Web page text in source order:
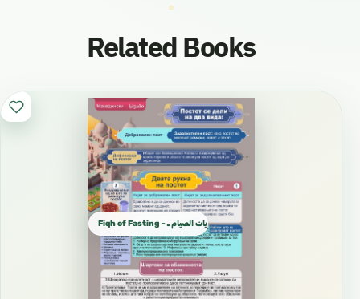
Related Books
Fiqh of Fasting - مطويات الصيام ـ Пост